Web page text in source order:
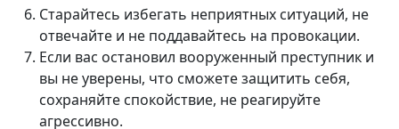
Старайтесь избегать неприятных ситуаций, не
отвечайте и не поддавайтесь на провокации.
Если вас остановил вооруженный преступник и
вы не уверены, что сможете защитить себя,
сохраняйте спокойствие, не реагируйте
агрессивно.